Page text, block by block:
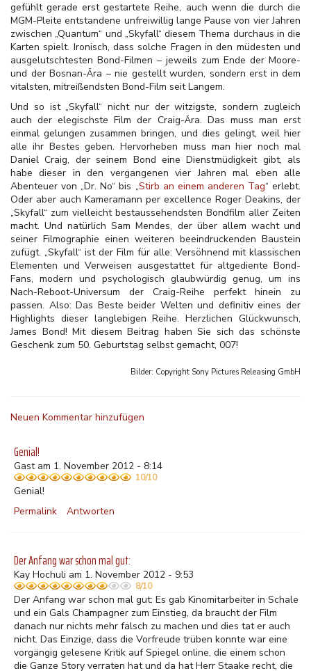
gefühlt gerade erst gestartete Reihe, auch wenn die durch die
MGM-Pleite entstandene unfreiwillig lange Pause von vier Jahren
zwischen „Quantum“ und „Skyfall“ diesem Thema durchaus in die
Karten spielt. Ironisch, dass solche Fragen in den müdesten und
ausgelutschtesten Bond-Filmen – jeweils zum Ende der Moore-
und der Bosnan-Ära – nie gestellt wurden, sondern erst in dem
vitalsten, mitreißendsten Bond-Film seit Langem.
Und so ist „Skyfall“ nicht nur der witzigste, sondern zugleich
auch der elegischste Film der Craig-Ära. Das muss man erst
einmal gelungen zusammen bringen, und dies gelingt, weil hier
alle ihr Bestes geben. Hervorheben muss man hier noch mal
Daniel Craig, der seinem Bond eine Dienstmüdigkeit gibt, als
habe dieser in den vergangenen vier Jahren mal eben alle
Abenteuer von „Dr. No“ bis „Stirb an einem anderen Tag“ erlebt.
Oder aber auch Kameramann per excellence Roger Deakins, der
„Skyfall“ zum vielleicht bestaussehendsten Bondfilm aller Zeiten
macht. Und natürlich Sam Mendes, der über allem wacht und
seiner Filmographie einen weiteren beeindruckenden Baustein
zufügt. „Skyfall“ ist der Film für alle: Versöhnend mit klassischen
Elementen und Verweisen ausgestattet für altgediente Bond-
Fans, modern und psychologisch glaubwürdig genug, um ins
Nach-Reboot-Universum der Craig-Reihe perfekt hinein zu
passen. Also: Das Beste beider Welten und definitiv eines der
Highlights dieser langlebigen Reihe. Herzlichen Glückwunsch,
James Bond! Mit diesem Beitrag haben Sie sich das schönste
Geschenk zum 50. Geburtstag selbst gemacht, 007!
Bilder: Copyright Sony Pictures Releasing GmbH
Neuen Kommentar hinzufügen
Genial!
Gast am 1. November 2012 - 8:14
10/10
Genial!
Permalink
Antworten
Der Anfang war schon mal gut:
Kay Hochuli am 1. November 2012 - 9:53
8/10
Der Anfang war schon mal gut: Es gab Kinomitarbeiter in Schale
und ein Gals Champagner zum Einstieg, da braucht der Film
danach nur nichts mehr falsch zu machen und dies tat er auch
nicht. Das Einzige, dass die Vorfreude trüben konnte war eine
vorgängig gelesene Kritik auf Spiegel online, die einem schon
die Ganze Story verraten hat und da hat Herr Staake recht, die